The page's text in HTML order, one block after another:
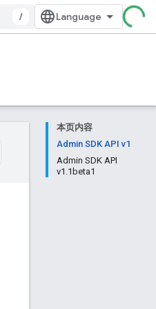
/
本页内容
Admin SDK API v1
Admin SDK API
v1.1beta1